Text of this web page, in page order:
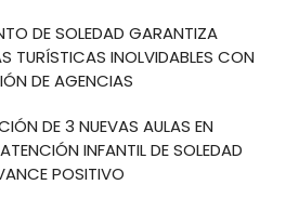
DE SOLEDAD GARANTIZA
TURÍSTICAS INOLVIDABLES CON
DE AGENCIAS
DE 3 NUEVAS AULAS EN
INFANTIL DE SOLEDAD
POSITIVO